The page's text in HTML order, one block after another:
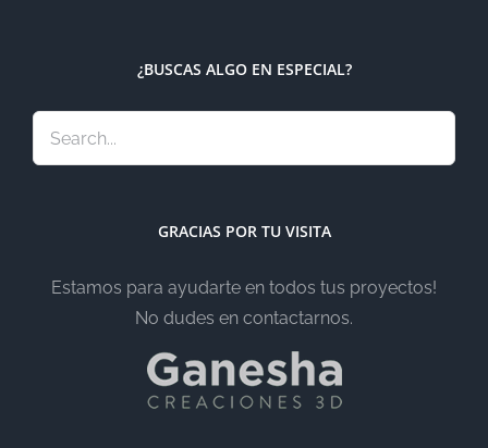
¿BUSCAS ALGO EN ESPECIAL?
GRACIAS POR TU VISITA
Estamos para ayudarte en todos tus proyectos!
No dudes en contactarnos.